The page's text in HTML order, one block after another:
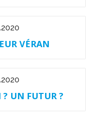
VÉRAN
UN FUTUR ?